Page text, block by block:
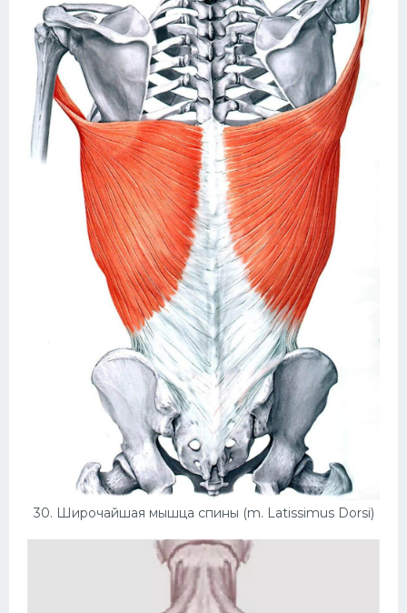
30. Широчайшая мышца спины (m. Latissimus Dorsi)